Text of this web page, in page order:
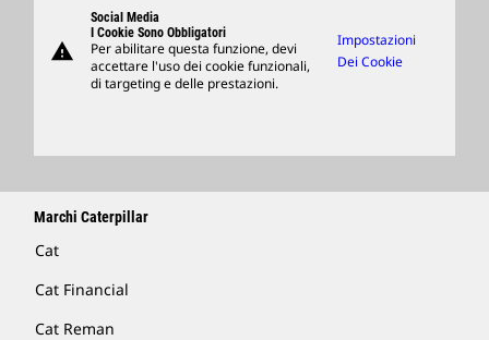
Support
Merchandising
Trova Un Dealer
warning
Social Media
I Cookie Sono Obbligatori
Per abilitare questa funzione, devi
accettare l'uso dei cookie funzionali,
di targeting e delle prestazioni.
Impostazioni
Dei Cookie
Marchi Caterpillar
Cat
Cat Financial
Cat Reman